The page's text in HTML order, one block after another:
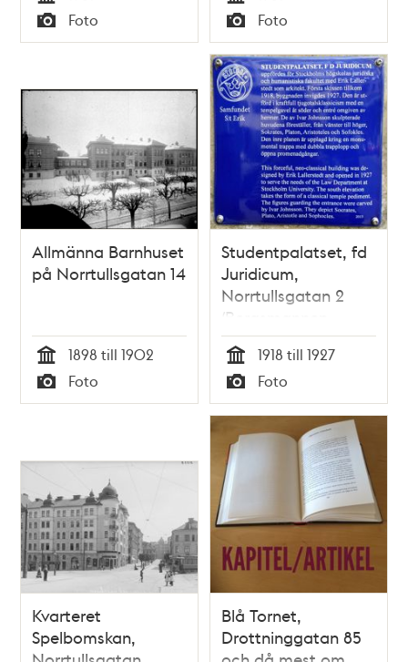
Tid
Typ
Foto Tid
Typ
Foto
Allmänna Barnhuset
på Norrtullsgatan 14
Tid
1898 till 1902
Typ
Foto
Studentpalatset, fd
Juridicum,
Norrtullsgatan 2
(Bergsmannen
Större 8)
Tid
1918 till 1927
Typ
Foto
Kvarteret
Spelbomskan,
Blå Tornet,
Drottninggatan 85